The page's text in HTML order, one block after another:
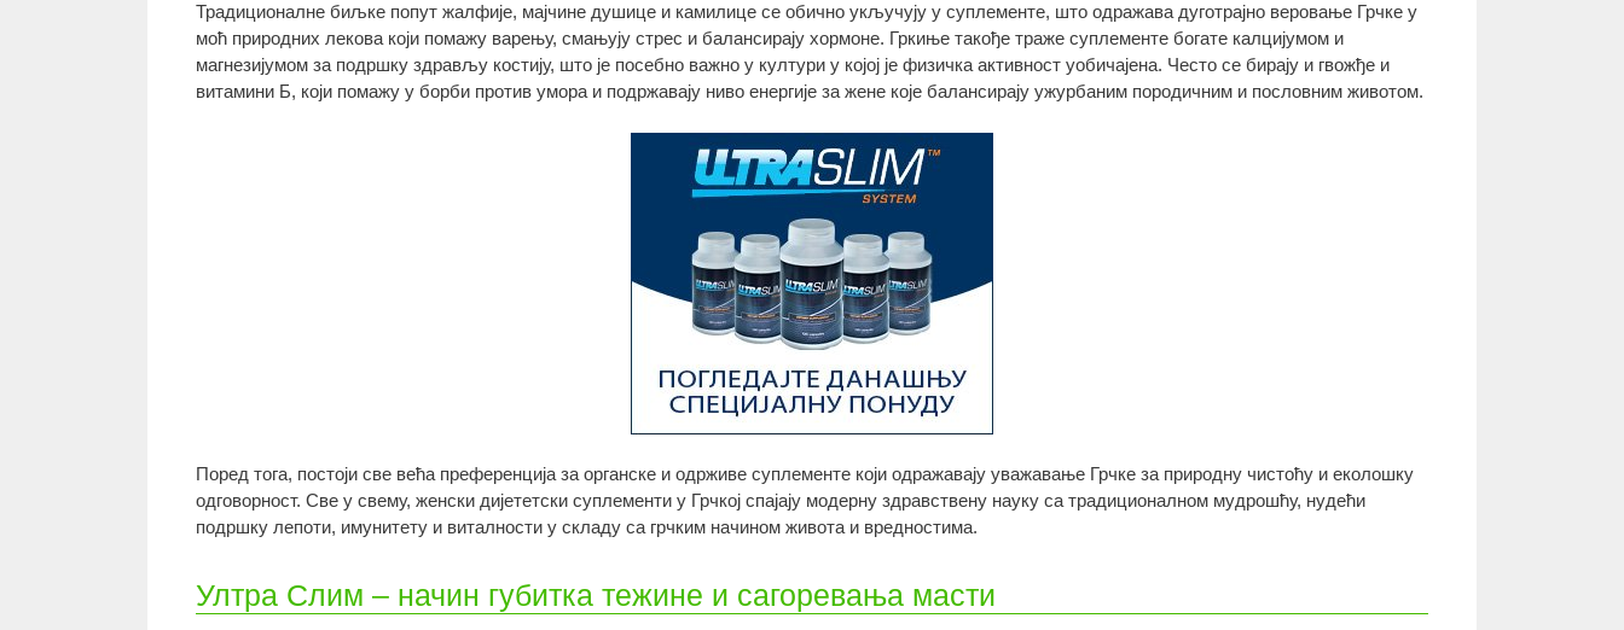
Традиционалне биљке попут жалфије, мајчине душице и камилице се обично укључују у суплементе, што одражава дуготрајно веровање Грчке у
моћ природних лекова који помажу варењу, смањују стрес и балансирају хормоне. Гркиње такође траже суплементе богате калцијумом и
магнезијумом за подршку здрављу костију, што је посебно важно у култури у којој је физичка активност уобичајена. Често се бирају и гвожђе и
витамини Б, који помажу у борби против умора и подржавају ниво енергије за жене које балансирају ужурбаним породичним и пословним животом.
Поред тога, постоји све већа преференција за органске и одрживе суплементе који одражавају уважавање Грчке за природну чистоћу и еколошку
одговорност. Све у свему, женски дијететски суплементи у Грчкој спајају модерну здравствену науку са традиционалном мудрошћу, нудећи
подршку лепоти, имунитету и виталности у складу са грчким начином живота и вредностима.
Ултра Слим – начин губитка тежине и сагоревања масти